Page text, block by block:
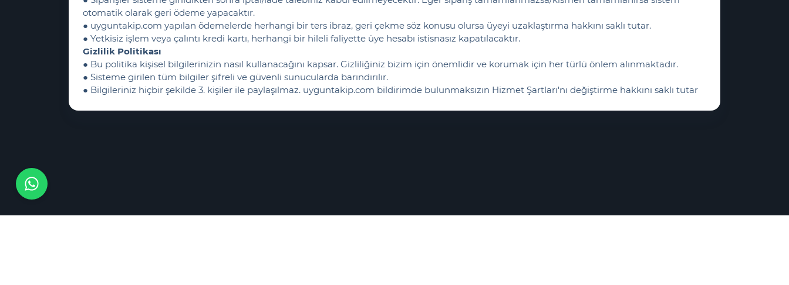
otomatik olarak geri ödeme yapacaktır.
● uyguntakip.com yapılan ödemelerde herhangi bir ters ibraz, geri çekme söz konusu olursa üyeyi uzaklaştırma hakkını saklı tutar.
● Yetkisiz işlem veya çalıntı kredi kartı, herhangi bir hileli faliyette üye hesabı istisnasız kapatılacaktır.
Gizlilik Politikası
● Bu politika kişisel bilgilerinizin nasıl kullanacağını kapsar. Gizliliğiniz bizim için önemlidir ve korumak için her türlü önlem alınmaktadır.
● Sisteme girilen tüm bilgiler şifreli ve güvenli sunucularda barındırılır.
● Bilgileriniz hiçbir şekilde 3. kişiler ile paylaşılmaz. uyguntakip.com bildirimde bulunmaksızın Hizmet Şartları'nı değiştirme hakkını saklı tutar